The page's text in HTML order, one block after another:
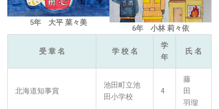
5年 大平 菜々美
6年 小林 莉々依
受 章 名 学 校 名
学
年
氏 名
北海道知事賞
池田町立池
田小学校
4
藤
田
羽瑠